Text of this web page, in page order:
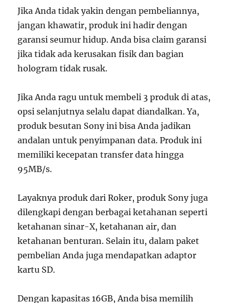
Jika Anda tidak yakin dengan pembeliannya,
jangan khawatir, produk ini hadir dengan
garansi seumur hidup. Anda bisa claim garansi
jika tidak ada kerusakan fisik dan bagian
hologram tidak rusak.
Jika Anda ragu untuk membeli 3 produk di atas,
opsi selanjutnya selalu dapat diandalkan. Ya,
produk besutan Sony ini bisa Anda jadikan
andalan untuk penyimpanan data. Produk ini
memiliki kecepatan transfer data hingga
95MB/s.
Layaknya produk dari Roker, produk Sony juga
dilengkapi dengan berbagai ketahanan seperti
ketahanan sinar-X, ketahanan air, dan
ketahanan benturan. Selain itu, dalam paket
pembelian Anda juga mendapatkan adaptor
kartu SD.
Dengan kapasitas 16GB, Anda bisa memilih